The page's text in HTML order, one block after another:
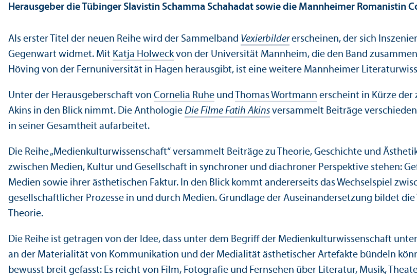
Herausgeber die Tübinger Slavistin Schamma Schahadat sowie die Mannheimer Romanistin
Als erster Titel der neuen Reihe wird der Sammelband Vexierbildererscheinen, der sich
Gegenwart widmet. Mit Katja Holweckvon der Universität Mannheim, die den Band
Höving von der Fern­universität in Hagen herausgibt, ist eine weitere Mannheimer
Unter der Herausgeberschaft von Cornelia Ruhe und Thomas Wortmann erscheint in Kürze der
Akins in den Blick nimmt. Die Anthologie Die Filme Fatih Akins versammelt Beiträge
in seiner Gesamtheit aufarbeitet.
Die Reihe „Medienkultur­wissenschaft“ versammelt Beiträge zu Theorie, Geschichte und
zwischen Medien, Kultur und Gesellschaft in synchroner und diachroner Perspektive stehen:
Medien sowie ihrer ästhetischen Faktur. In den Blick kommt andererseits das Wechselspiel
gesellschaft­licher Prozesse in und durch Medien. Grundlage der Auseinandersetzung bildet
Theorie.
Die Reihe ist getragen von der Idee, dass unter dem Begriff der Medienkultur­wissenschaft
an der Materialität von Kommunikation und der Medialität ästhetischer Artefakte bündeln
bewusst breit gefasst: Es reicht von Film, Fotografie und Fernsehen über Literatur, Musik,